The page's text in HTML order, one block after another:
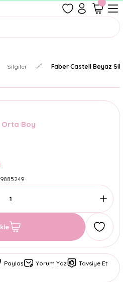
Aynı Gün Kargoda!
Silgiler Faber Castell Beyaz
Orta Boy
Paylaş Yorum Yaz
Tavsiye Et